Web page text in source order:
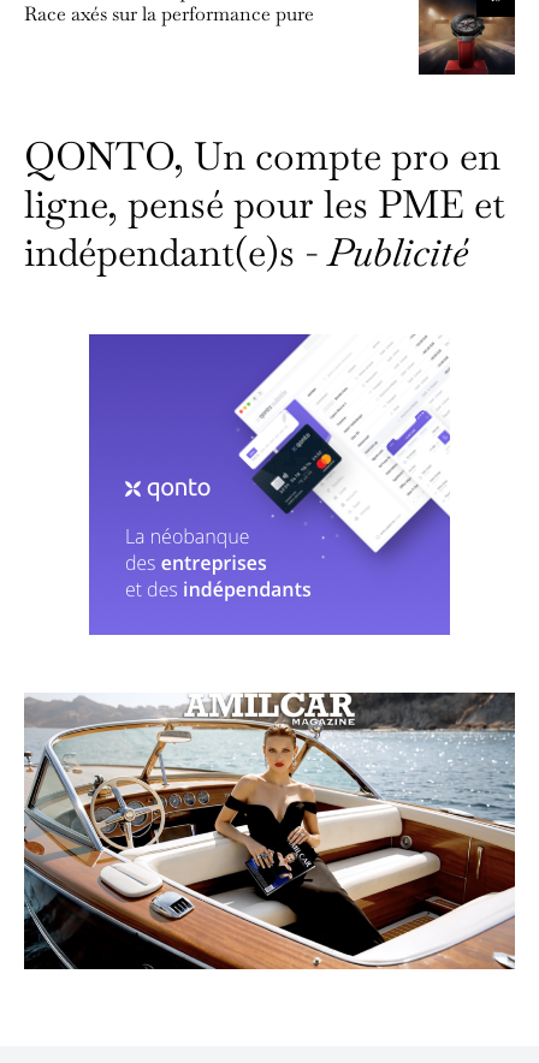
Race axés sur la performance pure
QONTO, Un compte pro en
ligne, pensé pour les PME et
indépendant(e)s -Publicité